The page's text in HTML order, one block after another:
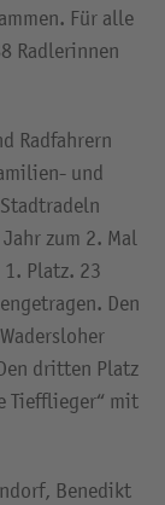
Für alle
Radlerinnen
Radfahrern
und
zum 2. Mal
Platz. 23
Den
dritten Platz
Tiefflieger“ mit
Benedikt